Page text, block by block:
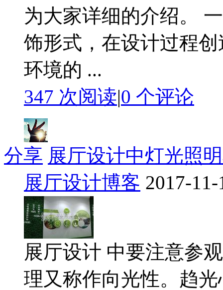
为大家详细的介绍。
饰形式，在设计过程
环境的 ...
347 次阅读|0 个评论
分享 展厅设计中灯光照
展厅设计博客 2017-
展厅设计 中要注意参
理又称作向光性。趋